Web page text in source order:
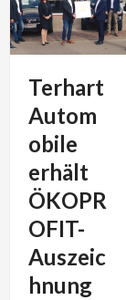
Terhart
Autom
obile
erhält
ÖKOPR
OFIT-
Auszeic
hnung